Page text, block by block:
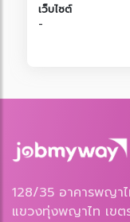
เว็บไซต์
-
128/35 อาคารพญา
แขวงทุ่งพญาไท เขต